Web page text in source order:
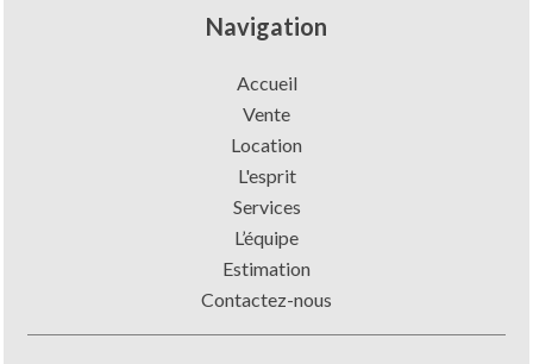
Navigation
Accueil
Vente
Location
L'esprit
Services
L’équipe
Estimation
Contactez-nous